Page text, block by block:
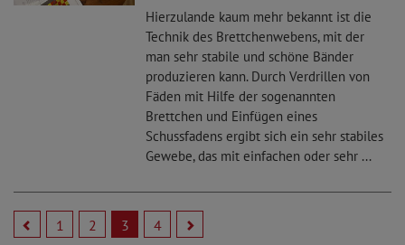
Hierzulande kaum mehr bekannt ist die
Technik des Brettchenwebens, mit der
man sehr stabile und schöne Bänder
produzieren kann. Durch Verdrillen von
Fäden mit Hilfe der sogenannten
Brettchen und Einfügen eines
Schussfadens ergibt sich ein sehr stabiles
Gewebe, das mit einfachen oder sehr ...
1 2 3 4